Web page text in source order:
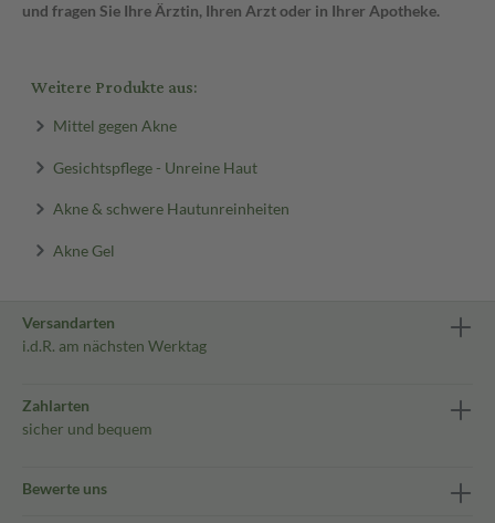
und fragen Sie Ihre Ärztin, Ihren Arzt oder in Ihrer Apotheke.
Weitere Produkte aus:
Mittel gegen Akne
Gesichtspflege - Unreine Haut
Akne & schwere Hautunreinheiten
Akne Gel
Versandarten
i.d.R. am nächsten Werktag
Zahlarten
sicher und bequem
Bewerte uns